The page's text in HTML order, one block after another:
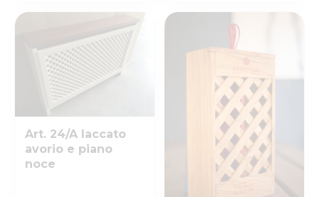
Art. 24/A laccato
avorio e piano
noce